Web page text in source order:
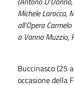
Michele Larocca,
all’Opera
a Vanna Muzzio,
Buccinasco (25
occasione della